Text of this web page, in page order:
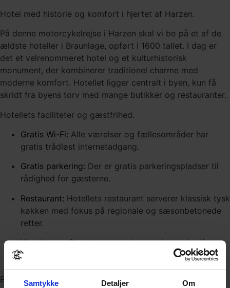
Samtykke Detaljer Om
Hotel med historie og komfort i hjertet af Harzen.
På denne motorcykelrejse i Harzen skal vi bo på et af de
ældste hoteller i Braunlage, opført i 1600 tallet. I dag er
det et velrenommeret hotel og et kulturhistorisk
monument, der kombinerer traditionel charme med
moderne komfort. Hotellet ligger centralt i byen, kun få
skridt fra byens torv med mange butikker og restauranter.
Hotellets faciliteter og gæstfrihed.
Gratis Wi-Fi: Alle værelser og fællesområder har
gratis trådløst internetadgang.
Gratis parkering: Der er gratis parkeringspladser til
rådighed for gæsterne.
Restaurant: Hotellets restaurant serverer klassisk tysk
køkken med fokus på regionale og sæsonbetonede
retter.
Værelserne:Store lyse værelser med eget bad/wc.
Der er sidegruppe og skrivebord.
Byens faciliteter.